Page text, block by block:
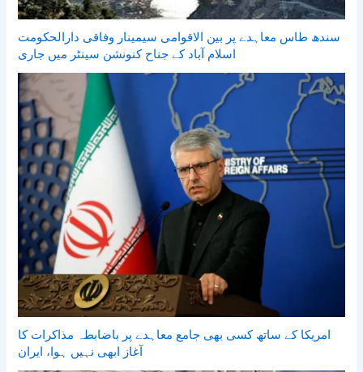
سندھ طاس معاہدے پر بین الاقوامی سیمینار وفاقی دارالحکومت
اسلام آباد کے جناح کنونشن سینٹر میں جاری
امریکا کے ساتھ کسی بھی جامع معاہدے پر باضابطہ مذاکرات کا
آغاز ابھی نہیں ہوا، ایران